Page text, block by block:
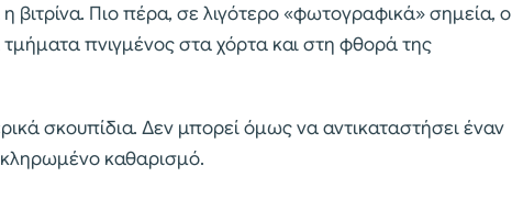
βιτρίνα. Πιο πέρα, σε λιγότερο «φωτογραφικά» σημεία, ο
πνιγμένος στα χόρτα και στη φθορά της
σκουπίδια. Δεν μπορεί όμως να αντικαταστήσει έναν
καθαρισμό.